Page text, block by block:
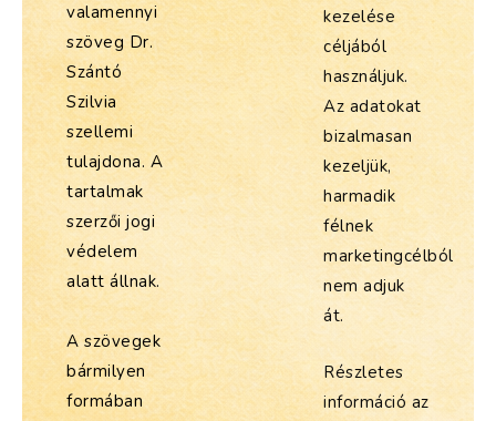
valamennyi
szöveg Dr.
Szántó
Szilvia
szellemi
tulajdona. A
tartalmak
szerzői jogi
védelem
alatt állnak.
A szövegek
bármilyen
formában
kezelése
céljából
használjuk.
Az adatokat
bizalmasan
kezeljük,
harmadik
félnek
marketingcélból
nem adjuk
át.
Részletes
információ az